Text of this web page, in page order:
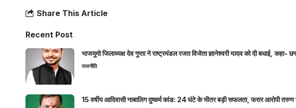
Share This Article
Recent Post
भाजयुमो जिलाध्यक्ष देव गुप्ता ने राष्ट्रमंडल रजत विजेता ज्ञानेश्वरी यादव को दी बधाई, कहा-
राजनीति
15 वर्षीय आदिवासी नाबालिग दुष्कर्म कांड: 24 घंटे के भीतर बड़ी सफलता, फरार आरोपी तरुण